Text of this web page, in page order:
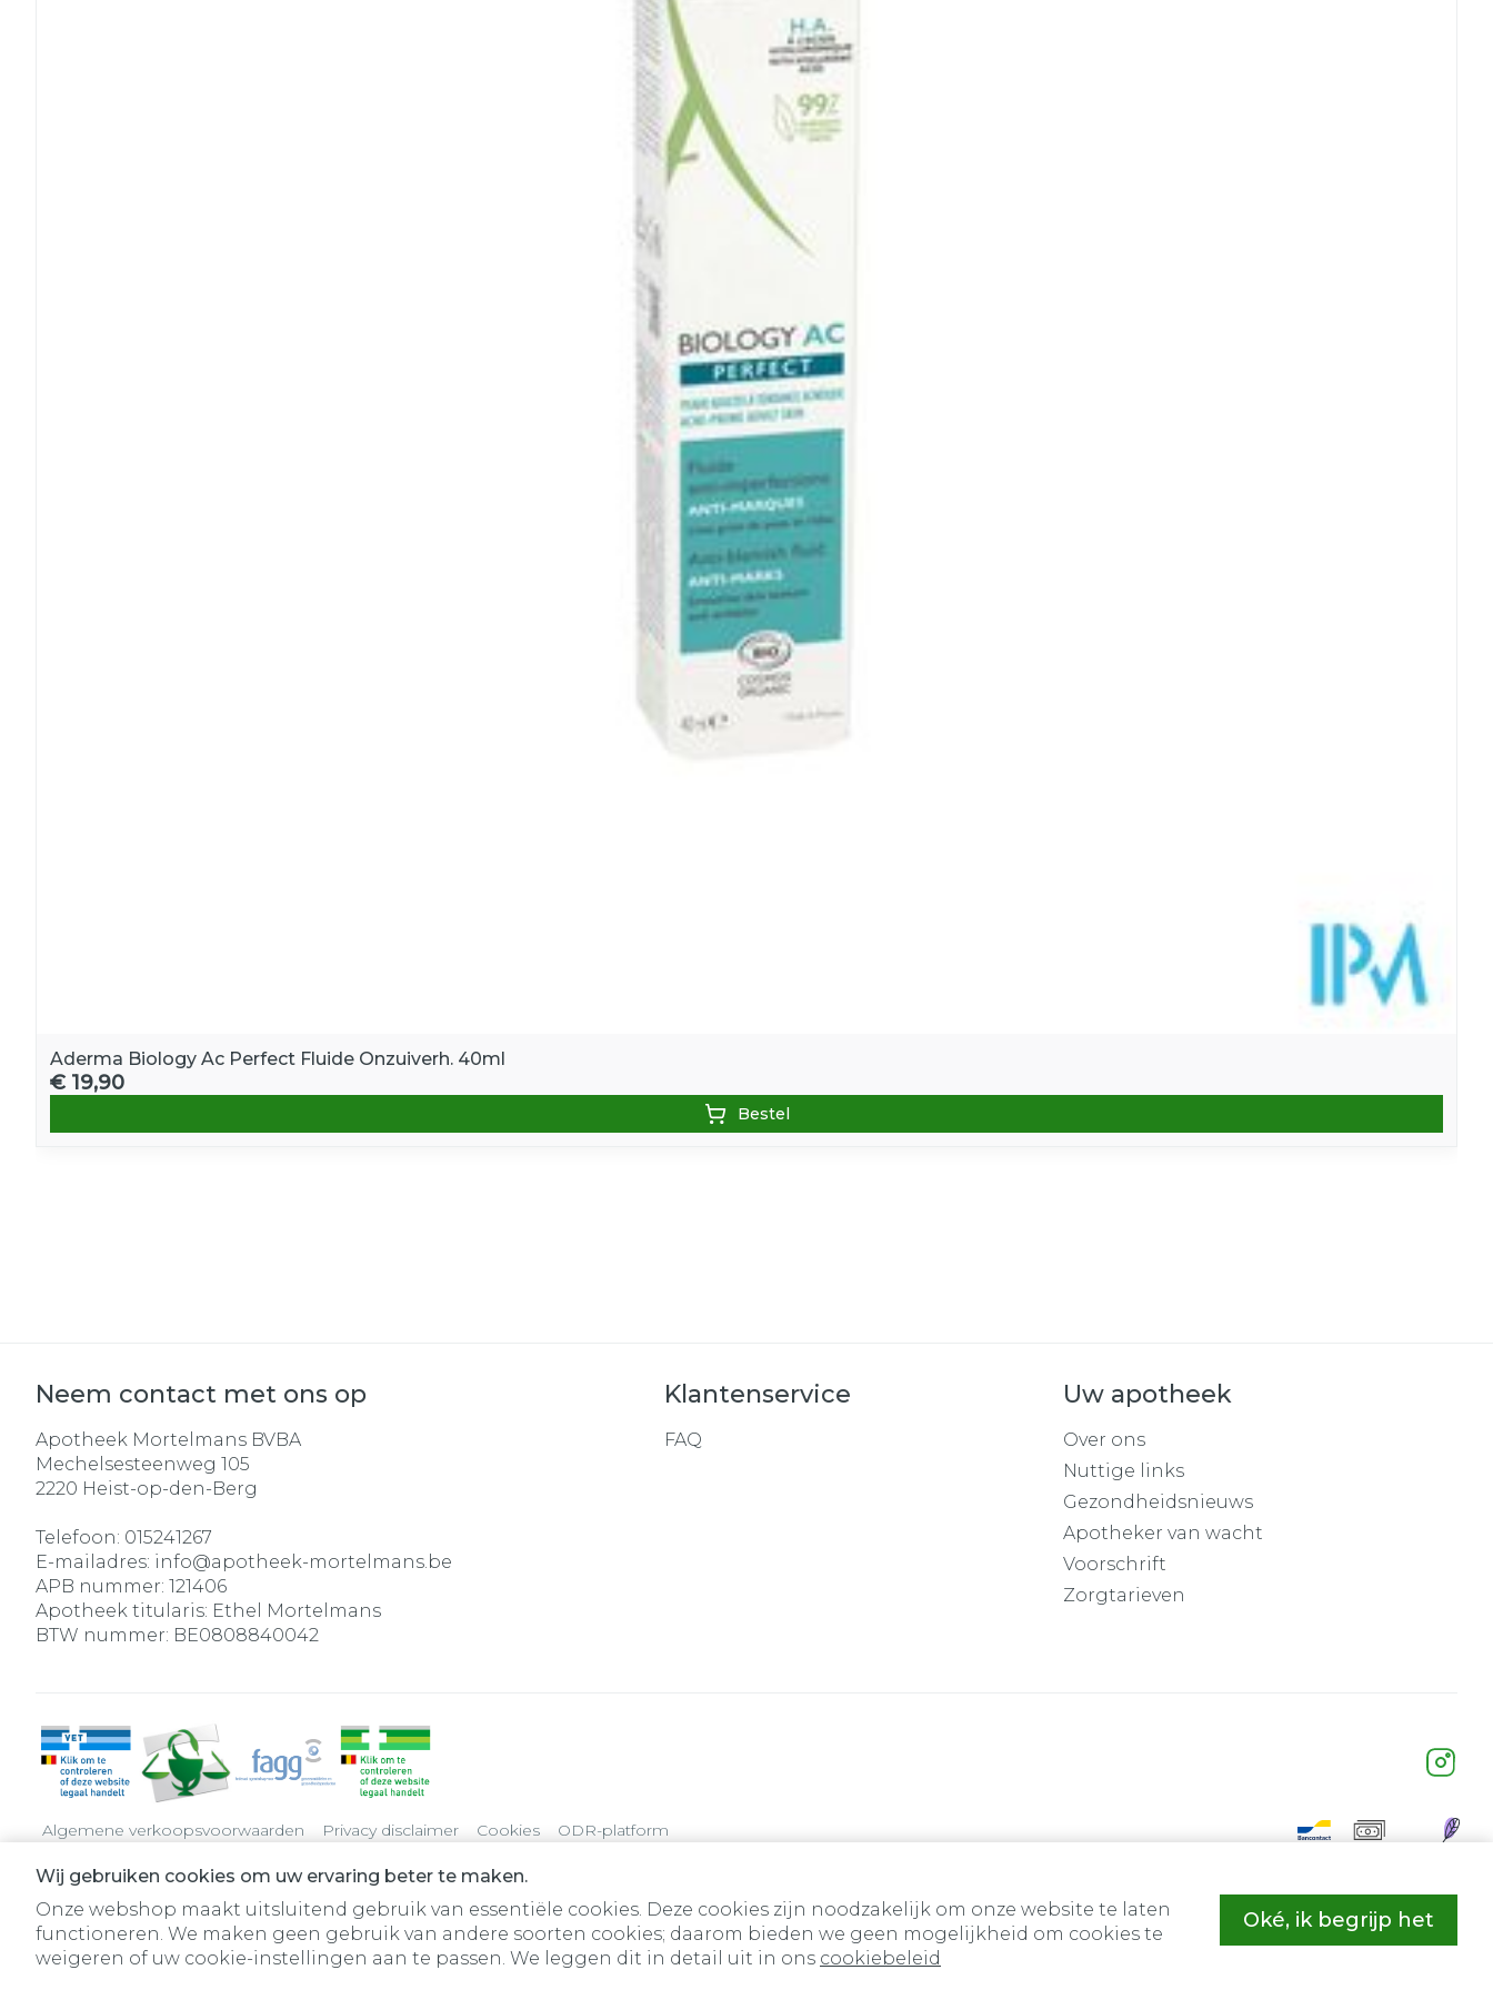
Wij gebruiken cookies om uw ervaring beter te maken.
Onze webshop maakt uitsluitend gebruik van essentiële cookies. Deze cookies zijn noodzakelijk om onze website te laten
functioneren. We maken geen gebruik van andere soorten cookies; daarom bieden we geen mogelijkheid om cookies te
weigeren of uw cookie-instellingen aan te passen. We leggen dit in detail uit in ons cookiebeleid
Oké, ik begrijp het
Aderma Biology Ac Perfect Fluide Onzuiverh. 40ml
€ 19,90
Bestel
Neem contact met ons op
Apotheek Mortelmans BVBA
Mechelsesteenweg 105
2220 Heist-op-den-Berg
Telefoon: 015241267
E-mailadres: info@apotheek-mortelmans.be
APB nummer: 121406
Apotheek titularis: Ethel Mortelmans
BTW nummer: BE0808840042
Klantenservice
FAQ
Uw apotheek
Over ons
Nuttige links
Gezondheidsnieuws
Apotheker van wacht
Voorschrift
Zorgtarieven
Algemene verkoopsvoorwaarden Privacy disclaimer Cookies ODR-platform